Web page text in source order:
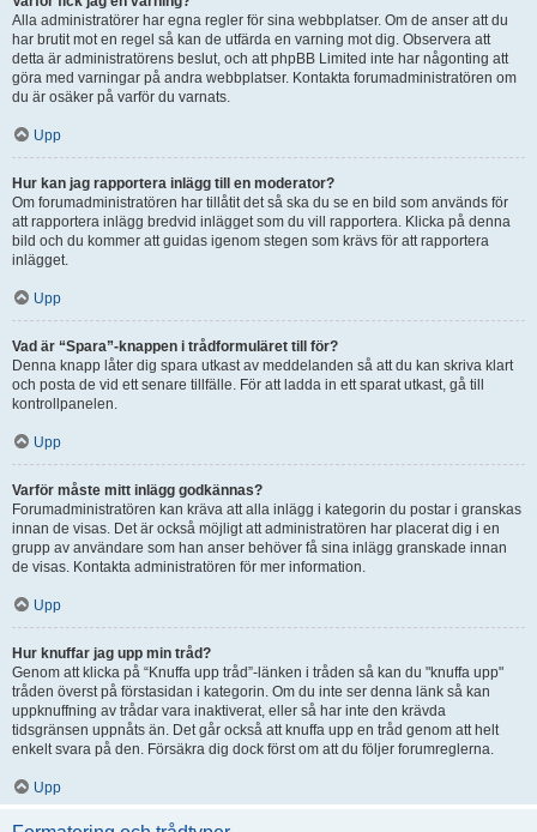
Alla administratörer har egna regler för sina webbplatser. Om de anser att du
har brutit mot en regel så kan de utfärda en varning mot dig. Observera att
detta är administratörens beslut, och att phpBB Limited inte har någonting att
göra med varningar på andra webbplatser. Kontakta forumadministratören om
du är osäker på varför du varnats.
Upp
Hur kan jag rapportera inlägg till en moderator?
Om forumadministratören har tillåtit det så ska du se en bild som används för
att rapportera inlägg bredvid inlägget som du vill rapportera. Klicka på denna
bild och du kommer att guidas igenom stegen som krävs för att rapportera
inlägget.
Upp
Vad är “Spara”-knappen i trådformuläret till för?
Denna knapp låter dig spara utkast av meddelanden så att du kan skriva klart
och posta de vid ett senare tillfälle. För att ladda in ett sparat utkast, gå till
kontrollpanelen.
Upp
Varför måste mitt inlägg godkännas?
Forumadministratören kan kräva att alla inlägg i kategorin du postar i granskas
innan de visas. Det är också möjligt att administratören har placerat dig i en
grupp av användare som han anser behöver få sina inlägg granskade innan
de visas. Kontakta administratören för mer information.
Upp
Hur knuffar jag upp min tråd?
Genom att klicka på “Knuffa upp tråd”-länken i tråden så kan du "knuffa upp"
tråden överst på förstasidan i kategorin. Om du inte ser denna länk så kan
uppknuffning av trådar vara inaktiverat, eller så har inte den krävda
tidsgränsen uppnåts än. Det går också att knuffa upp en tråd genom att helt
enkelt svara på den. Försäkra dig dock först om att du följer forumreglerna.
Upp